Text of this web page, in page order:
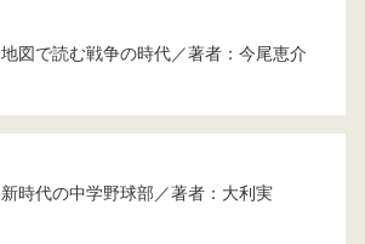
地図で読む戦争の時代／著者：今尾恵介
新時代の中学野球部／著者：大利実